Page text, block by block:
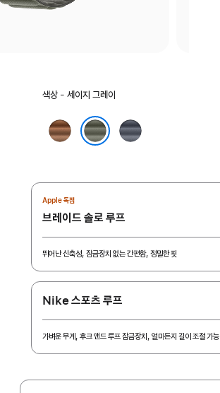
색상
색상 - 세이지 그레이
캐러멜 네이비
Apple 독점
브레이드 솔로 루프
뛰어난 신축성, 잠금장치 없는 간편함, 정밀한 핏
Nike 스포츠 루프
가벼운 무게, 후크 앤드 루프 잠금장치, 얼마든지 길이 조절 가능